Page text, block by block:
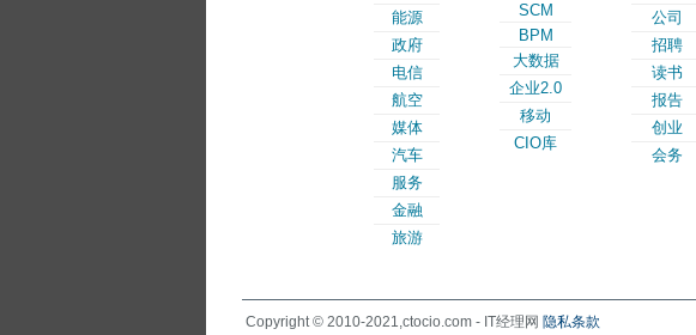
能源
政府
电信
航空
媒体
汽车
服务
金融
旅游
SCM
BPM
大数据
企业2.0
移动
CIO库
公司
招聘
读书
报告
创业
会务
Copyright © 2010-2021,ctocio.com - IT经理网 隐私条款